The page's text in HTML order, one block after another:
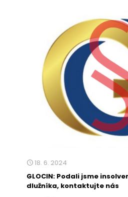
18. 6. 2024
GLOCIN: Podali jsme
dlužníka, kontaktujte nás